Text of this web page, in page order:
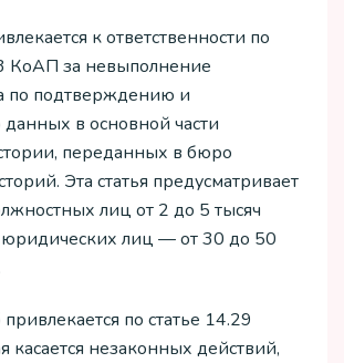
к ответственности по
КоАП за невыполнение
по подтверждению и
в основной части
переданных в бюро
Эта статья предусматривает
лиц от 2 до 5 тысяч
юридических лиц — от 30 до 50
по статье 14.29
касается незаконных действий,